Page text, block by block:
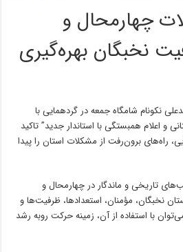
چهارمحال و
نخبگان بهره‌گیری
نکونام شامگاه جمعه در گردهمایی با
و اعلام همبستگی با استاندار جدید” تاکید
راه‌های برون‌رفت از مشکلات استان را پیدا
تاریخی و ماندگار در چهارمحال و
نخبگان، مؤمنان، استعدادها، ظرفیت‌ها و
با استفاده از آن، زمینه حرکت روبه رشد